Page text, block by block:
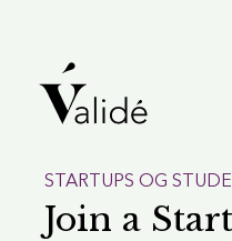
STARTUPS OG
Join a